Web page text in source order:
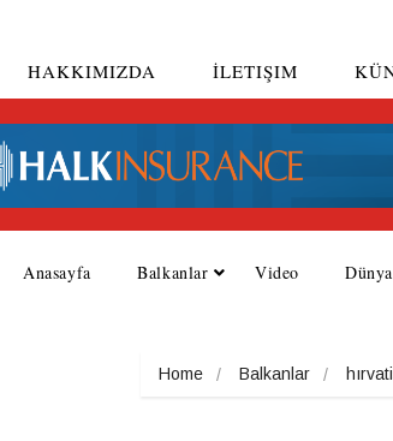
HAKKIMIZDA İLETIŞIM
Anasayfa Balkanlar Video Dünya
Home Balkanlar